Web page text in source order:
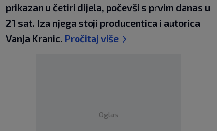
prikazan u četiri dijela, počevši s prvim danas u
21 sat. Iza njega stoji producentica i autorica
Vanja Kranic. Pročitaj više
Oglas